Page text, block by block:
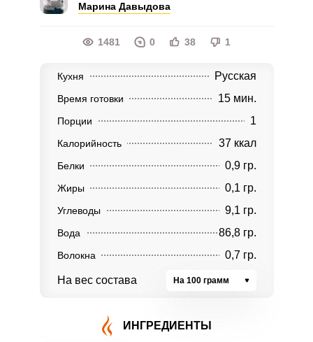
Марина Давыдова
1481 0 38 1
Кухня Русская
Время готовки 15 мин.
Порции 1
Калорийность 37 ккал
Белки 0,9 гр.
Жиры 0,1 гр.
Углеводы 9,1 гр.
Вода 86,8 гр.
Волокна 0,7 гр.
На вес состава На 100 грамм
ИНГРЕДИЕНТЫ